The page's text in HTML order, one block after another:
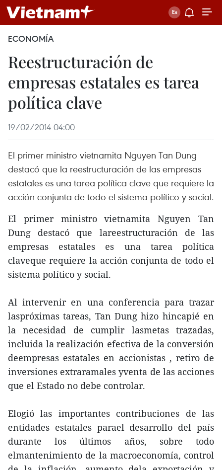
ECONOMÍA
Reestructuración de
empresas estatales es tarea
política clave
19/02/2014 04:00
El primer ministro vietnamita Nguyen Tan Dung
destacó que la reestructuración de las empresas
estatales es una tarea política clave que requiere la
acción conjunta de todo el sistema político y social.
El primer ministro vietnamita Nguyen Tan
Dung destacó que lareestructuración de las
empresas estatales es una tarea política
claveque requiere la acción conjunta de todo el
sistema político y social.
Al intervenir en una conferencia para trazar
laspróximas tareas, Tan Dung hizo hincapié en
la necesidad de cumplir lasmetas trazadas,
incluida la realización efectiva de la conversión
deempresas estatales en accionistas , retiro de
inversiones extraramales yventa de las acciones
que el Estado no debe controlar.
Elogió las importantes contribuciones de las
entidades estatales parael desarrollo del país
durante los últimos años, sobre todo
elmantenimiento de la macroeconomía, control